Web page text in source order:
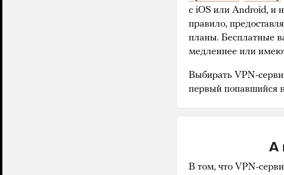
с iOS или Android, и
правило,
планы. Бесплатные
медленнее или
Выбирать VPN-
первый попавшийся
А
В том, что VPN-